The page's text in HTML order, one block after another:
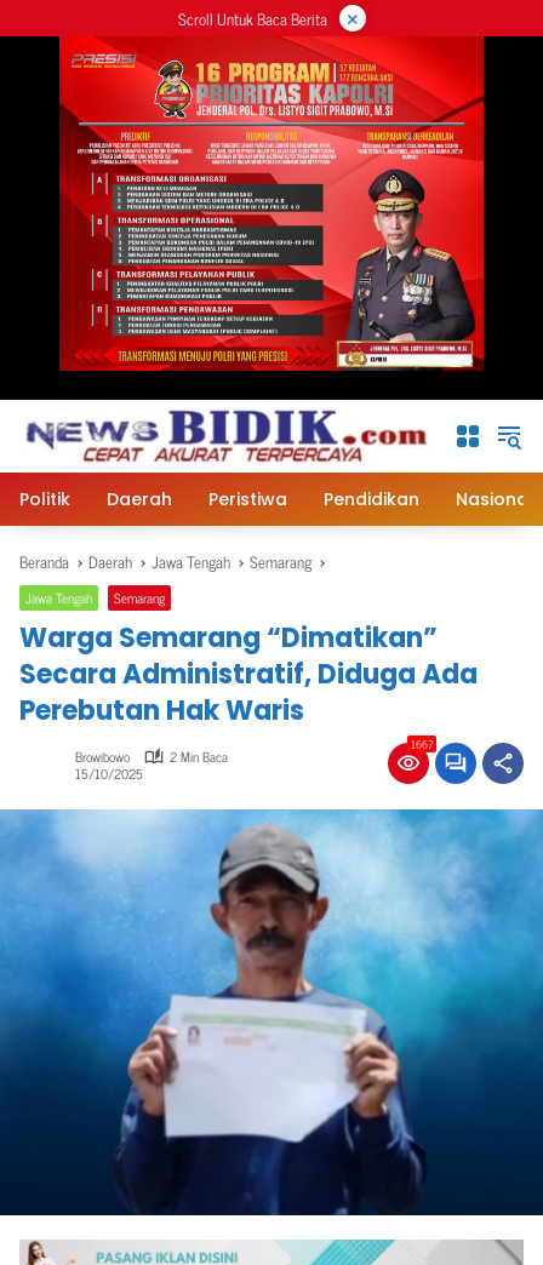
ke
Scroll Untuk Baca Berita ×
Politik Daerah Peristiwa Pendidikan Nasional
Beranda Daerah Jawa Tengah Semarang
Jawa Tengah Semarang
Warga Semarang “Dimatikan”
Secara Administratif, Diduga Ada
Perebutan Hak Waris
Browibowo 2 Min Baca
15/10/2025
1667